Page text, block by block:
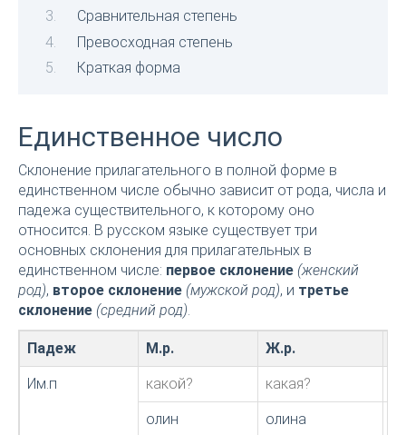
Сравнительная степень
Превосходная степень
Краткая форма
Единственное число
Склонение прилагательного в полной форме в
единственном числе обычно зависит от рода, числа и
падежа существительного, к которому оно
относится. В русском языке существует три
основных склонения для прилагательных в
единственном числе: первое склонение (женский
род), второе склонение (мужской род), и третье
склонение (средний род).
Падеж М.р. Ж.р.
Им.п какой? какая?
олин олина